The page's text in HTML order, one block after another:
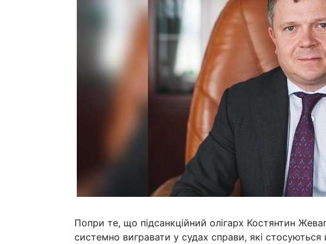
Попри те, що підсанкційний олігарх Костянтин
системно вигравати у судах справи, які стосуються